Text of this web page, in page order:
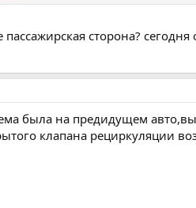
пассажирская сторона?
была на предидущем
клапана рециркуляции